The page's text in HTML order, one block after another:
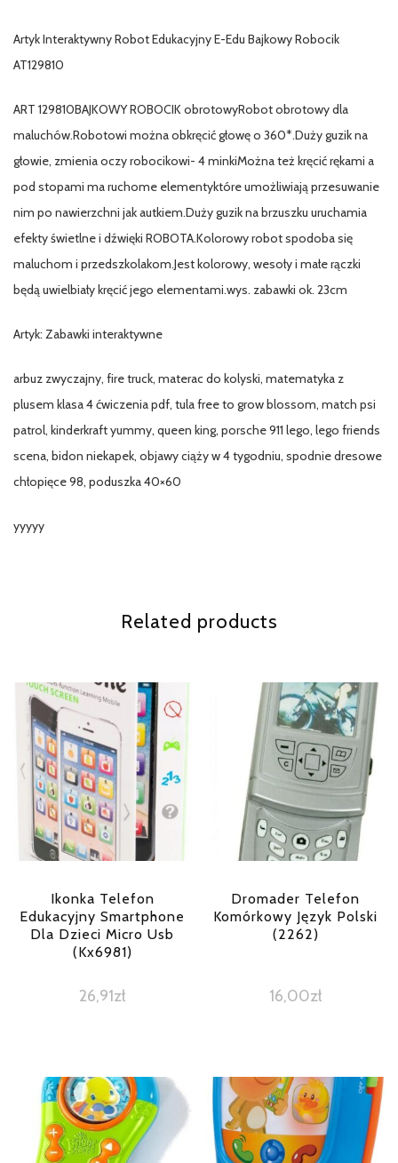
Artyk Interaktywny Robot Edukacyjny E-Edu Bajkowy Robocik
AT129810
ART 129810BAJKOWY ROBOCIK obrotowyRobot obrotowy dla
maluchów.Robotowi można obkręcić głowę o 360*.Duży guzik na
głowie, zmienia oczy robocikowi- 4 minkiMożna też kręcić rękami a
pod stopami ma ruchome elementyktóre umożliwiają przesuwanie
nim po nawierzchni jak autkiem.Duży guzik na brzuszku uruchamia
efekty świetlne i dźwięki ROBOTA.Kolorowy robot spodoba się
maluchom i przedszkolakom.Jest kolorowy, wesoły i małe rączki
będą uwielbiały kręcić jego elementami.wys. zabawki ok. 23cm
Artyk: Zabawki interaktywne
arbuz zwyczajny, fire truck, materac do kolyski, matematyka z
plusem klasa 4 ćwiczenia pdf, tula free to grow blossom, match psi
patrol, kinderkraft yummy, queen king, porsche 911 lego, lego friends
scena, bidon niekapek, objawy ciąży w 4 tygodniu, spodnie dresowe
chłopięce 98, poduszka 40×60
yyyyy
Related products
Ikonka Telefon
Edukacyjny Smartphone
Dla Dzieci Micro Usb
(Kx6981)
26,91zł
Dromader Telefon
Komórkowy Język Polski
(2262)
16,00zł